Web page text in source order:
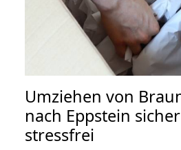
Umziehen von
nach Eppstein
stressfrei